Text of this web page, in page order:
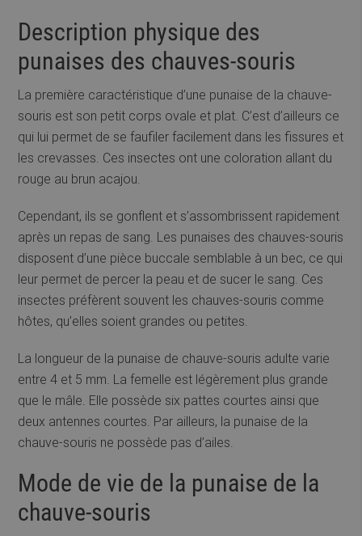
Description physique des
punaises des chauves-souris
La première caractéristique d’une punaise de la chauve-
souris est son petit corps ovale et plat. C’est d’ailleurs ce
qui lui permet de se faufiler facilement dans les fissures et
les crevasses. Ces insectes ont une coloration allant du
rouge au brun acajou.
Cependant, ils se gonflent et s’assombrissent rapidement
après un repas de sang. Les punaises des chauves-souris
disposent d’une pièce buccale semblable à un bec, ce qui
leur permet de percer la peau et de sucer le sang. Ces
insectes préfèrent souvent les chauves-souris comme
hôtes, qu’elles soient grandes ou petites.
La longueur de la punaise de chauve-souris adulte varie
entre 4 et 5 mm. La femelle est légèrement plus grande
que le mâle. Elle possède six pattes courtes ainsi que
deux antennes courtes. Par ailleurs, la punaise de la
chauve-souris ne possède pas d’ailes.
Mode de vie de la punaise de la
chauve-souris